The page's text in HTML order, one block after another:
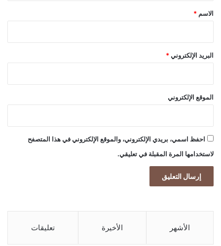
*
الاسم *
البريد الإلكتروني *
الموقع الإلكتروني
احفظ اسمي، بريدي الإلكتروني، والموقع الإلكتروني في هذا المتصفح
لاستخدامها المرة المقبلة في تعليقي.
الأشهر الأخيرة تعليقات